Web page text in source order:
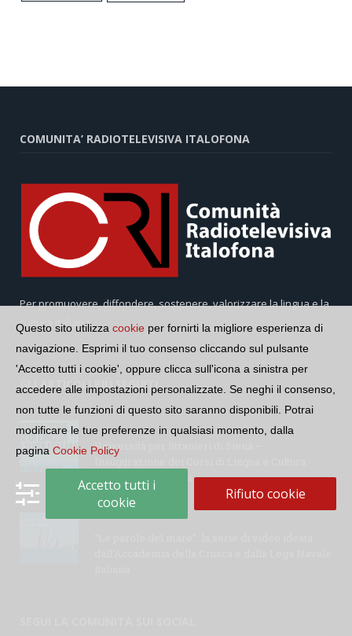
COMUNITA’ RADIOTELEVISIVA ITALOFONA
Per promuovere, diffondere, sostenere, valorizzare la lingua e la
cultura italiana
GLI ARTICOLI PIÙ SEGUITI
Università per Stranieri di Siena –
Inaugurazione dei Corsi di Lingua e Cultura
Italiana, 109a annata
Questo sito utilizza cookie per fornirti la migliore esperienza di
navigazione. Esprimi il tuo consenso cliccando sul pulsante
'Accetto tutti i cookie', oppure clicca sull'icona a sinistra per
accedere alle impostazioni personalizzate. Se neghi il consenso,
non tutte le funzioni di questo sito saranno disponibili. Potrai
modificare le tue preferenze in qualsiasi momento, dalla
pagina Cookie Policy
Accetto tutti i
cookie
Rifiuto cookie